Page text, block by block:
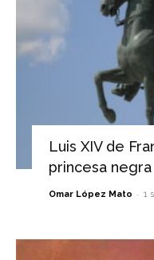
Luis XIV de
princesa negra
Omar López Mato - 1